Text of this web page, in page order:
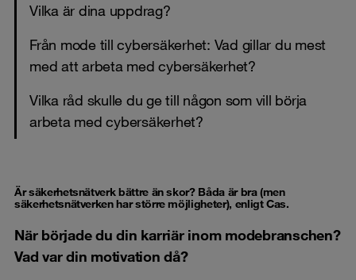
Vilka är dina uppdrag?
Från mode till cybersäkerhet: Vad gillar du mest
med att arbeta med cybersäkerhet?
Vilka råd skulle du ge till någon som vill börja
arbeta med cybersäkerhet?
Är säkerhetsnätverk bättre än skor? Båda är bra (men
säkerhetsnätverken har större möjligheter), enligt Cas.
När började du din karriär inom modebranschen?
Vad var din motivation då?